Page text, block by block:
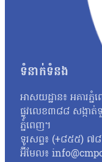
គ្រួសារ លោកជុំ សំអ
ទទួលបានប្លង់ស្លាប
សំណងដែលក្រុមហ៊ុនផ្ដ
ចំពោះប្រជាពលរដ្
អាចទៅរស់នៅកន្លែ
ពលរដ្ឋនៅកោះមាសន
ទទួលបានសំណងសមរម្
មាស ដីដែលពួកគាត់អា
ត្រូវដោះស្រាយលើសំណ
ធម្មនុញ្ញក៏មាន ច្បា
ទំនាក់ទំនង
អាសយដ្ឋាន៖ អគារ
ផ្លូវលេខ៣៨៨ សង្កា
ភ្នំពេញ។
ទូរសព្ទ៖ (+៨៥៥)
អ៊ីមែល៖